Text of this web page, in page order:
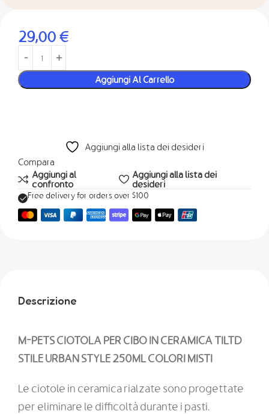
29,00 €
Aggiungi Al Carrello
Aggiungi alla lista dei desideri
Compara
Aggiungi al
confronto
Aggiungi alla lista dei
desideri
Free delivery for orders over $100
Descrizione
M-PETS CIOTOLA PER CIBO IN CERAMICA TILTD
STILE URBAN STYLE 250ML COLORI MISTI
Le ciotole in ceramica rialzate sono progettate
per eliminare le difficoltà durante i pasti.